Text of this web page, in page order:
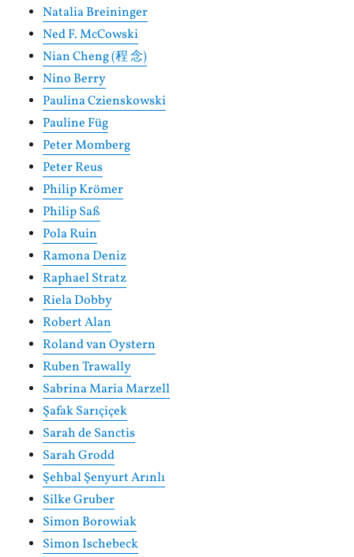
Natalia Breininger
Ned F. McCowski
Nian Cheng (程 念)
Nino Berry
Paulina Czienskowski
Pauline Füg
Peter Momberg
Peter Reus
Philip Krömer
Philip Saß
Pola Ruin
Ramona Deniz
Raphael Stratz
Riela Dobby
Robert Alan
Roland van Oystern
Ruben Trawally
Sabrina Maria Marzell
Şafak Sarıçiçek
Sarah de Sanctis
Sarah Grodd
Şehbal Şenyurt Arınlı
Silke Gruber
Simon Borowiak
Simon Ischebeck